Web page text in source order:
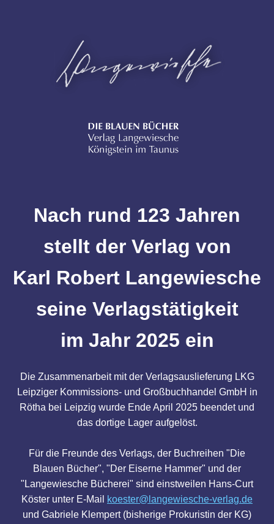
Nach rund 123 Jahren
stellt der Verlag von
Karl Robert Langewiesche
seine Verlagstätigkeit
im Jahr 2025 ein
Die Zusammenarbeit mit der Verlagsauslieferung LKG
Leipziger Kommissions- und Großbuchhandel GmbH in
Rötha bei Leipzig wurde Ende April 2025 beendet und
das dortige Lager aufgelöst.
Für die Freunde des Verlags, der Buchreihen "Die
Blauen Bücher", "Der Eiserne Hammer" und der
"Langewiesche Bücherei" sind einstweilen Hans-Curt
Köster unter E-Mail
koester@langewiesche-verlag.de
und Gabriele Klempert (bisherige Prokuristin der KG)